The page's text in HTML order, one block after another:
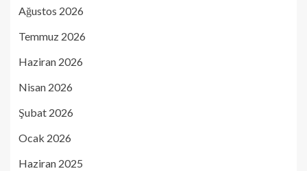
Ağustos 2026
Temmuz 2026
Haziran 2026
Nisan 2026
Şubat 2026
Ocak 2026
Haziran 2025